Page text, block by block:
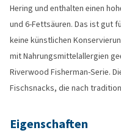
Hering und enthalten einen
und 6-Fettsäuren. Das ist gut
keine künstlichen
mit Nahrungsmittelallergien
Riverwood Fisherman-Serie.
Fischsnacks, die nach
Eigenschaften